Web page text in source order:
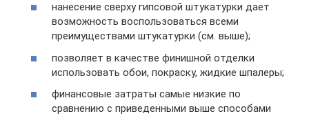
нанесение сверху гипсовой штукатурки дает
возможность воспользоваться всеми
преимуществами штукатурки (см. выше);
позволяет в качестве финишной отделки
использовать обои, покраску, жидкие шпалеры;
финансовые затраты самые низкие по
сравнению с приведенными выше способами